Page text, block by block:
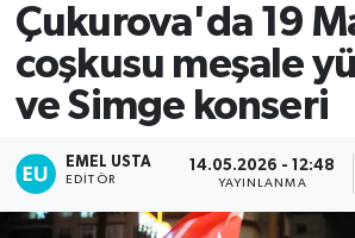
Çukurova'da 19
coşkusu meşale
ve Simge konseri
EMEL USTA
EDITÖR
14.05.2026 - 12:48
YAYINLANMA